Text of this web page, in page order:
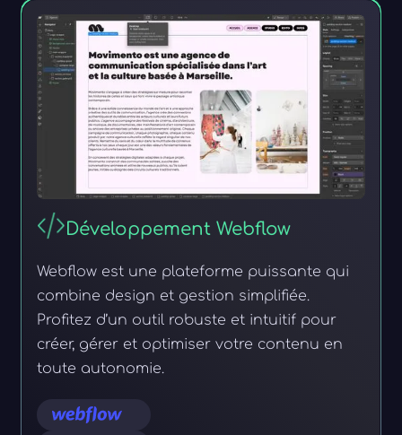
Développement Webflow
Webflow est une plateforme puissante qui
combine design et gestion simplifiée.
Profitez d’un outil robuste et intuitif pour
créer, gérer et optimiser votre contenu en
toute autonomie.